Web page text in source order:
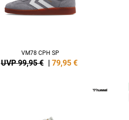
VM78 CPH SP
UVP 99,95 € | 79,95 €